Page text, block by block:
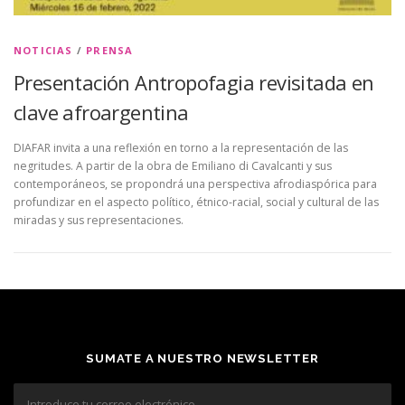
NOTICIAS / PRENSA
Presentación Antropofagia revisitada en
clave afroargentina
DIAFAR invita a una reflexión en torno a la representación de las
negritudes. A partir de la obra de Emiliano di Cavalcanti y sus
contemporáneos, se propondrá una perspectiva afrodiaspórica para
profundizar en el aspecto político, étnico-racial, social y cultural de las
miradas y sus representaciones.
SUMATE A NUESTRO NEWSLETTER